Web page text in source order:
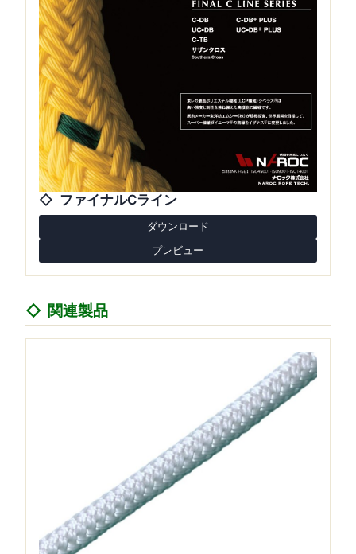
ファイナルCライン
ダウンロード
プレビュー
関連製品